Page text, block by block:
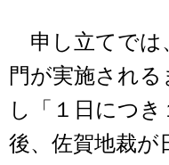
申し立てでは
門が実施され
し「１日につ
後、佐賀地裁が